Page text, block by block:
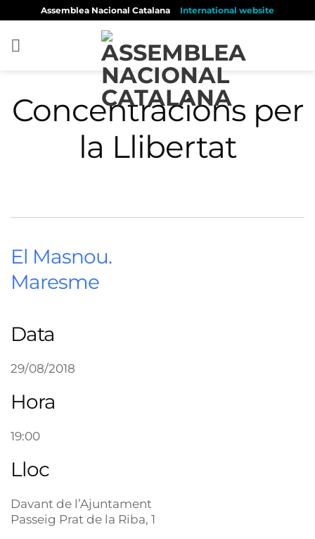
content
Assemblea Nacional Catalana International website
Concentracions per
la Llibertat
El Masnou.
Maresme
Data
29/08/2018
Hora
19:00
Lloc
Davant de l’Ajuntament
Passeig Prat de la Riba, 1